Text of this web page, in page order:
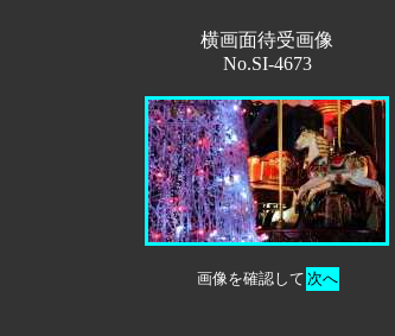
横画面待受画像
No.SI-4673
画像を確認して 次へ